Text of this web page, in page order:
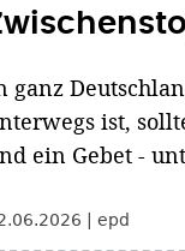
ganz
ist,
ein Gebet -
epd